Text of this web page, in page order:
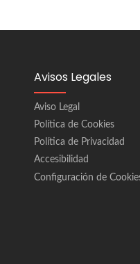
Avisos Legales
Aviso Legal
Política de Cookies
Política de Privacidad
Accesibilidad
Configuración de